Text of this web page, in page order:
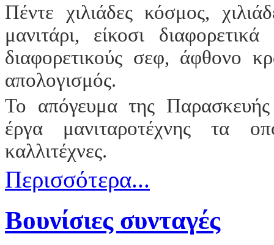
Πέντε χιλιάδες κόσμος,
μανιτάρι, είκοσι
διαφορετικούς σεφ, άφθονο
απολογισμός.
Το απόγευμα της
έργα μανιταροτέχνης τα
καλλιτέχνες.
Περισσότερα...
Βουνίσιες συνταγές